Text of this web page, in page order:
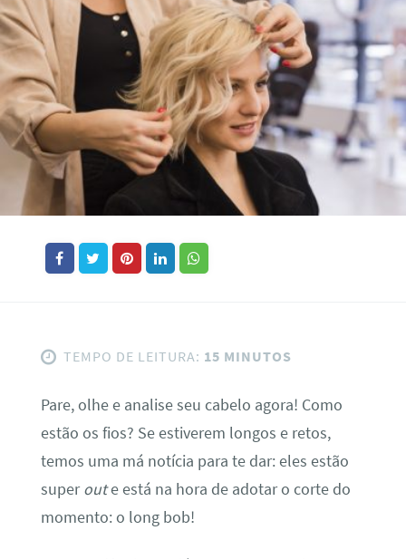
TEMPO DE LEITURA: 15 MINUTOS
Pare, olhe e analise seu cabelo agora! Como
estão os fios? Se estiverem longos e retos,
temos uma má notícia para te dar: eles estão
superoute está na hora de adotar o corte do
momento: o long bob!